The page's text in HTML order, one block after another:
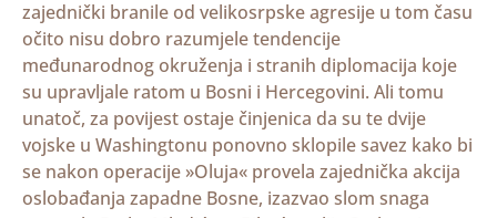
zajednički branile od velikosrpske agresije u tom času
očito nisu dobro razumjele tendencije
međunarodnog okruženja i stranih diplomacija koje
su upravljale ratom u Bosni i Hercegovini. Ali tomu
unatoč, za povijest ostaje činjenica da su te dvije
vojske u Washingtonu ponovno sklopile savez kako bi
se nakon operacije »Oluja« provela zajednička akcija
oslobađanja zapadne Bosne, izazvao slom snaga